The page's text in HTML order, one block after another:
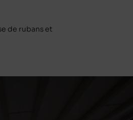
de rubans et